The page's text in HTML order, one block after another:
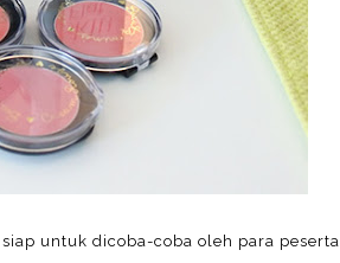
untuk dicoba-coba oleh para peserta